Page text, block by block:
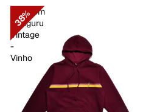
38%
Moletom
Canguru
Vintage
-
Vinho